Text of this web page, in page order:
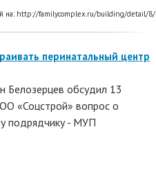
на: http://familycomplex.ru/building/detail/8/
перинатальный центр
Белозерцев обсудил 13
«Соцстрой» вопрос о
подрядчику - МУП